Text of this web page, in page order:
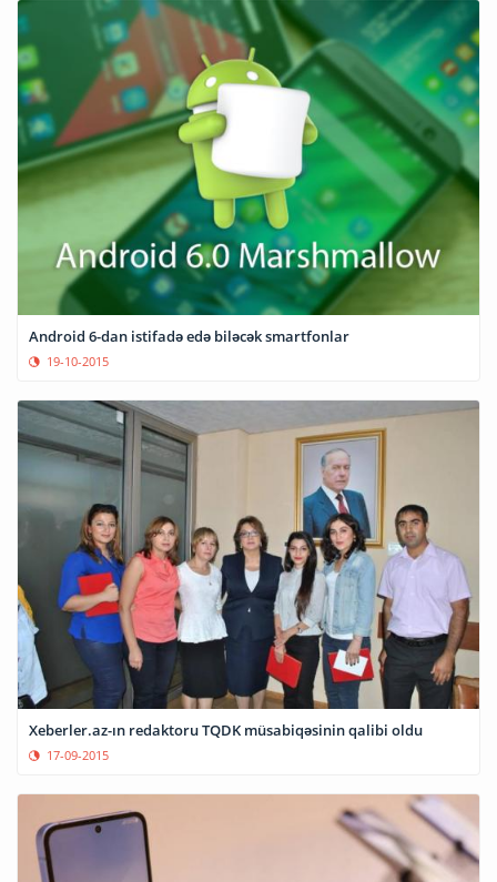
Android 6-dan istifadə edə biləcək smartfonlar
19-10-2015
Xeberler.az-ın redaktoru TQDK müsabiqəsinin qalibi oldu
17-09-2015